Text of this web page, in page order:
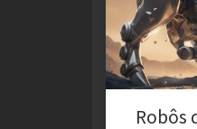
Criptomoedas.
Robôs